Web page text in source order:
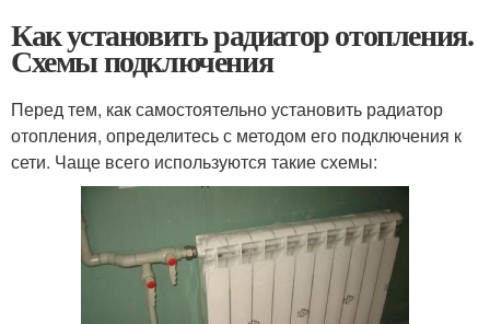
Как установить радиатор отопления.
Схемы подключения
Перед тем, как самостоятельно установить радиатор
отопления, определитесь с методом его подключения к
сети. Чаще всего используются такие схемы: